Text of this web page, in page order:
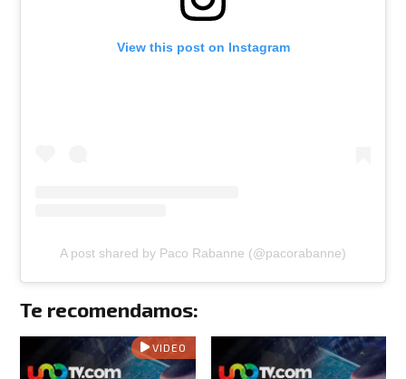
View this post on Instagram
A post shared by Paco Rabanne (@pacorabanne)
Te recomendamos:
VIDEO